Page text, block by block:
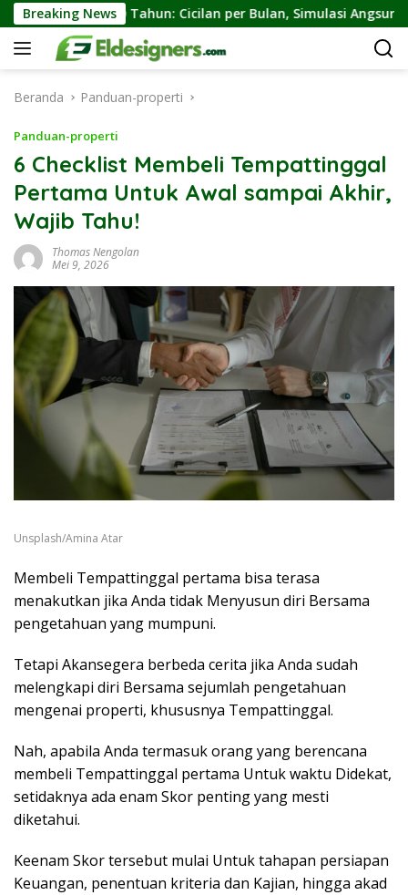
Langsung
ke
konten
Breaking News
Tahun: Cicilan per Bulan, Simulasi Angsuran, dan
Beranda Panduan-properti
Panduan-properti
6 Checklist Membeli Tempattinggal
Pertama Untuk Awal sampai Akhir,
Wajib Tahu!
Thomas Nengolan
Mei 9, 2026
Unsplash/Amina Atar
Membeli Tempattinggal pertama bisa terasa
menakutkan jika Anda tidak Menyusun diri Bersama
pengetahuan yang mumpuni.
Tetapi Akansegera berbeda cerita jika Anda sudah
melengkapi diri Bersama sejumlah pengetahuan
mengenai properti, khususnya Tempattinggal.
Nah, apabila Anda termasuk orang yang berencana
membeli Tempattinggal pertama Untuk waktu Didekat,
setidaknya ada enam Skor penting yang mesti
diketahui.
Keenam Skor tersebut mulai Untuk tahapan persiapan
Keuangan, penentuan kriteria dan Kajian, hingga akad